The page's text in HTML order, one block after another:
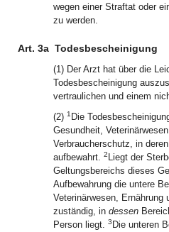
wegen einer Straftat oder
zu werden.
Art. 3a Todesbescheinigung
(1) Der Arzt hat über die
Todesbescheinigung
vertraulichen und einem
(2) 1 Die
Gesundheit,
Verbraucherschutz, in
aufbewahrt. 2 Liegt der
Geltungsbereichs dieses
Aufbewahrung die untere
Veterinärwesen, Ernährung
zuständig, in dessen
Person liegt. 3 Die unteren